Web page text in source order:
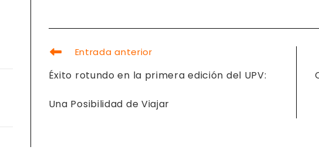
LEER
ARTÍCULOS
Entrada anterior
Éxito rotundo en la primera edición del UPV:
Una Posibilidad de Viajar